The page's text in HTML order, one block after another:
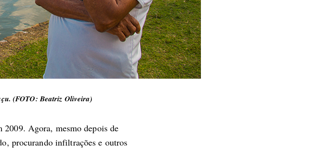
(FOTO: Beatriz Oliveira)
Agora, mesmo depois de
procurando infiltrações e outros